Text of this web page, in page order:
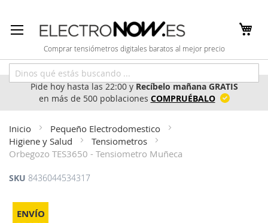
al
contenido
Comprar tensiómetros digitales baratos al mejor precio
Pide hoy hasta las 22:00 yRecíbelo mañana GRATIS
en más de 500 poblaciones COMPRUÉBALO
Inicio
Pequeño Electrodomestico
Higiene y Salud
Tensiometros
Orbegozo TES3650 - Tensiometro Muñeca
ENVÍO
SKU 8436044534317
Saltar